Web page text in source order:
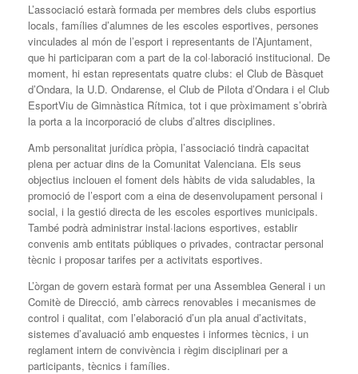
L’associació estarà formada per membres dels clubs esportius
locals, famílies d’alumnes de les escoles esportives, persones
vinculades al món de l’esport i representants de l’Ajuntament,
que hi participaran com a part de la col·laboració institucional. De
moment, hi estan representats quatre clubs: el Club de Bàsquet
d’Ondara, la U.D. Ondarense, el Club de Pilota d’Ondara i el Club
EsportViu de Gimnàstica Rítmica, tot i que pròximament s’obrirà
la porta a la incorporació de clubs d’altres disciplines.
Amb personalitat jurídica pròpia, l’associació tindrà capacitat
plena per actuar dins de la Comunitat Valenciana. Els seus
objectius inclouen el foment dels hàbits de vida saludables, la
promoció de l’esport com a eina de desenvolupament personal i
social, i la gestió directa de les escoles esportives municipals.
També podrà administrar instal·lacions esportives, establir
convenis amb entitats públiques o privades, contractar personal
tècnic i proposar tarifes per a activitats esportives.
L’òrgan de govern estarà format per una Assemblea General i un
Comitè de Direcció, amb càrrecs renovables i mecanismes de
control i qualitat, com l’elaboració d’un pla anual d’activitats,
sistemes d’avaluació amb enquestes i informes tècnics, i un
reglament intern de convivència i règim disciplinari per a
participants, tècnics i famílies.